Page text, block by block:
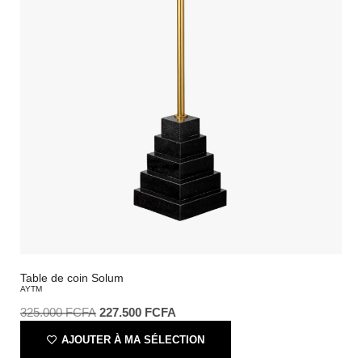
Table de coin Solum
AYTM
325.000FCFA 227.500 FCFA
AJOUTER À MA SÉLECTION